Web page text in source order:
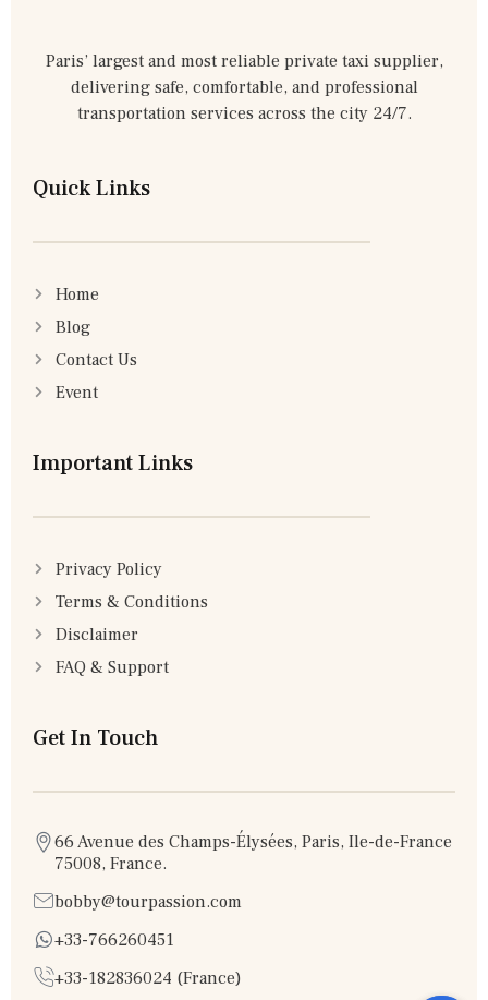
Paris’ largest and most reliable private taxi supplier,
delivering safe, comfortable, and professional
transportation services across the city 24/7.
Quick Links
Home
Blog
Contact Us
Event
Important Links
Privacy Policy
Terms & Conditions
Disclaimer
FAQ & Support
Get In Touch
66 Avenue des Champs-Élysées, Paris, Ile-de-France
75008, France.
bobby@tourpassion.com
+33-766260451
+33-182836024 (France)